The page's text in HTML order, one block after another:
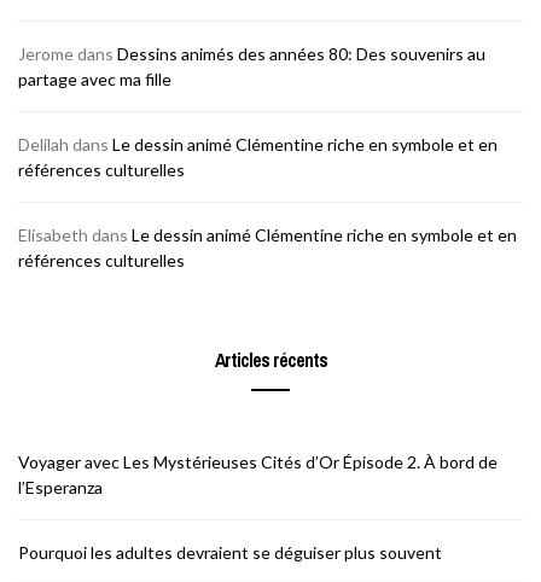
Jeromedans Dessins animés des années 80: Des souvenirs au
partage avec ma fille
Delilah dans Le dessin animé Clémentine riche en symbole et en
références culturelles
Elisabeth dans Le dessin animé Clémentine riche en symbole et en
références culturelles
Articles récents
Voyager avec Les Mystérieuses Cités d’Or Épisode 2. À bord de
l’Esperanza
Pourquoi les adultes devraient se déguiser plus souvent